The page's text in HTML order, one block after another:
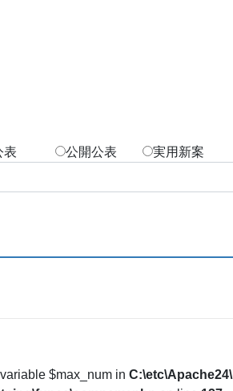
表 公開公表 実用新案
$max_num in